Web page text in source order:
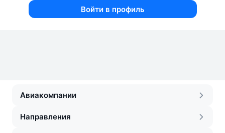
Войти в профиль
Авиакомпании
Направления